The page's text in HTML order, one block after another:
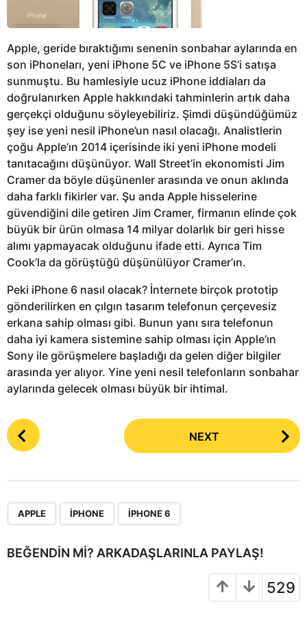
Apple, geride bıraktığımı senenin sonbahar aylarında en
son iPhoneları, yeni iPhone 5C ve iPhone 5S’i satışa
sunmuştu. Bu hamlesiyle ucuz iPhone iddiaları da
doğrulanırken Apple hakkındaki tahminlerin artık daha
gerçekçi olduğunu söyleyebiliriz. Şimdi düşündüğümüz
şey ise yeni nesil iPhone’un nasıl olacağı. Analistlerin
çoğu Apple’ın 2014 içerisinde iki yeni iPhone modeli
tanıtacağını düşünüyor. Wall Street’in ekonomisti Jim
Cramer da böyle düşünenler arasında ve onun aklında
daha farklı fikirler var. Şu anda Apple hisselerine
güvendiğini dile getiren Jim Cramer, firmanın elinde çok
büyük bir ürün olmasa 14 milyar dolarlık bir geri hisse
alımı yapmayacak olduğunu ifade etti. Ayrıca Tim
Cook’la da görüştüğü düşünülüyor Cramer’ın.
Peki iPhone 6 nasıl olacak? İnternete birçok prototip
gönderilirken en çılgın tasarım telefonun çerçevesiz
erkana sahip olması gibi. Bunun yanı sıra telefonun
daha iyi kamera sistemine sahip olması için Apple’ın
Sony ile görüşmelere başladığı da gelen diğer bilgiler
arasında yer alıyor. Yine yeni nesil telefonların sonbahar
aylarında gelecek olması büyük bir ihtimal.
P
o
i
NEXT
APPLE IPHONE IPHONE 6
BEĞENDIN MI? ARKADAŞLARINLA PAYLAŞ!
529